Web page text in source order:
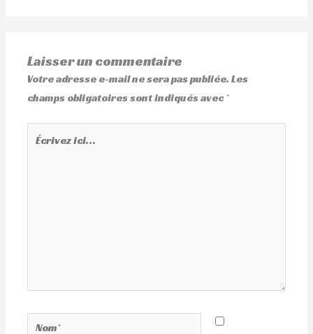
Laisser un commentaire
Votre adresse e-mail ne sera pas publiée. Les
champs obligatoires sont indiqués avec *
Écrivez
Nom*